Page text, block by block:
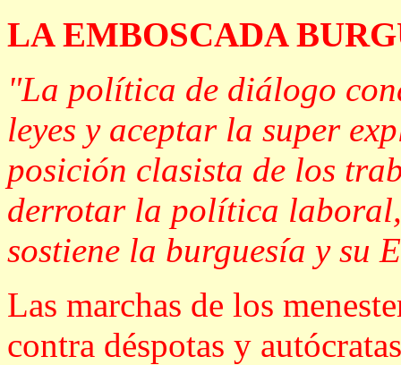
LA EMBOSCADA
"La política de diálogo
leyes y aceptar la super
posición clasista de los
derrotar la política laboral,
sostiene la burguesía y su
Las marchas de los
contra déspotas y